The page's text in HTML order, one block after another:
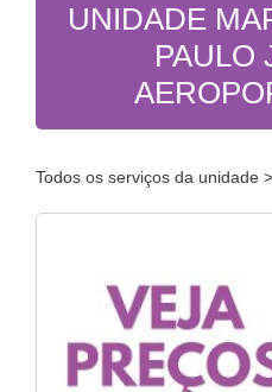
UNIDADE
PAULO
Todos os serviços da unidade